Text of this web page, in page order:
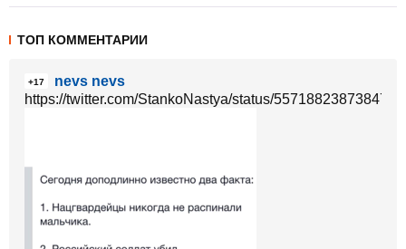
ТОП КОММЕНТАРИИ
+17
nevs nevs
https://twitter.com/StankoNastya/status/